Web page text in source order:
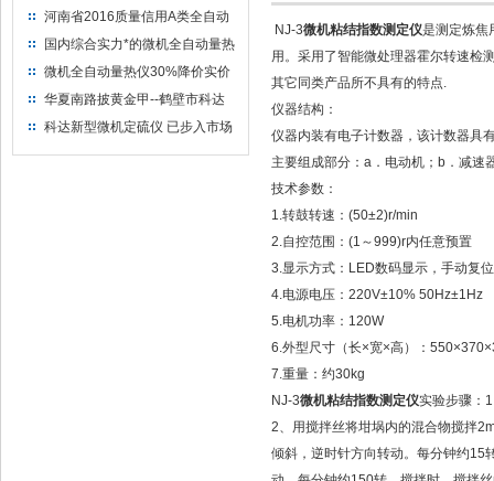
河南省2016质量信用A类全自动
量热仪
国内综合实力*的微机全自动量热
仪制造企业
微机全自动量热仪30%降价实价
出售
华夏南路披黄金甲--鹤壁市科达
仪器仪表有限公司
科达新型微机定硫仪 已步入市场
NJ-3微机粘结指数测定仪是测定炼焦
用。采用了智能微处理器霍尔转速检
其它同类产品所不具有的特点.
仪器结构：
仪器内装有电子计数器，该计数器具
主要组成部分：a．电动机；b．减速
技术参数：
1.转鼓转速：(50±2)r/min
2.自控范围：(1～999)r内任意预置
3.显示方式：LED数码显示，手动复
4.电源电压：220V±10% 50Hz±1Hz
5.电机功率：120W
6.外型尺寸（长×宽×高）：
7.重量：约30kg
NJ-3微机粘结指数测定仪实验步骤：
2、用搅拌丝将坩埚内的混合物搅拌
倾斜，逆时针方向转动。每分钟约15